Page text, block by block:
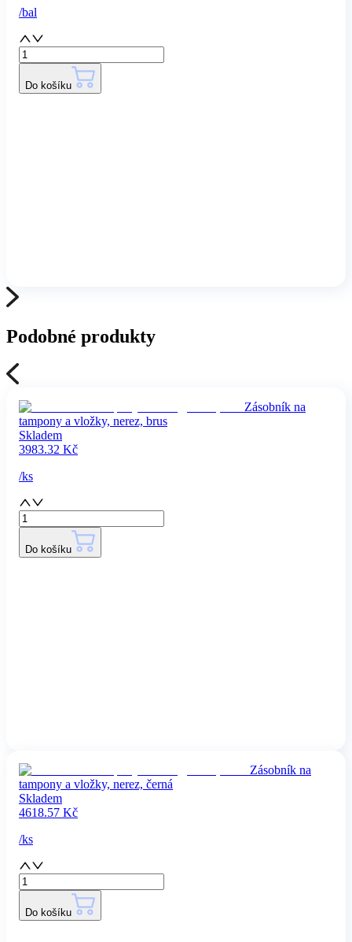
/bal
Do košíku
Podobné produkty
Zásobník na
tampony a vložky, nerez, brus
Skladem
3983.32 Kč
/ks
Do košíku
Zásobník na
tampony a vložky, nerez, černá
Skladem
4618.57 Kč
/ks
Do košíku